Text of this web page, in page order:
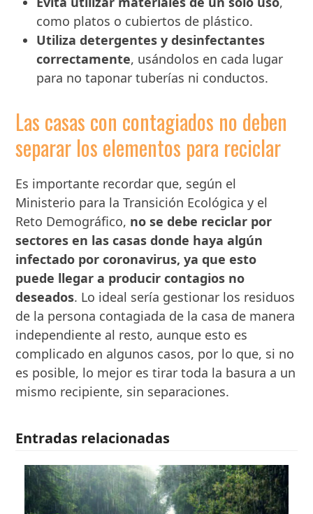
como platos o cubiertos de plástico.
Utiliza detergentes y desinfectantes
correctamente, usándolos en cada lugar
para no taponar tuberías ni conductos.
Las casas con contagiados no deben
separar los elementos para reciclar
Es importante recordar que, según el
Ministerio para la Transición Ecológica y el
Reto Demográfico, no se debe reciclar por
sectores en las casas donde haya algún
infectado por coronavirus, ya que esto
puede llegar a producir contagios no
deseados. Lo ideal sería gestionar los residuos
de la persona contagiada de la casa de manera
independiente al resto, aunque esto es
complicado en algunos casos, por lo que, si no
es posible, lo mejor es tirar toda la basura a un
mismo recipiente, sin separaciones.
Entradas relacionadas